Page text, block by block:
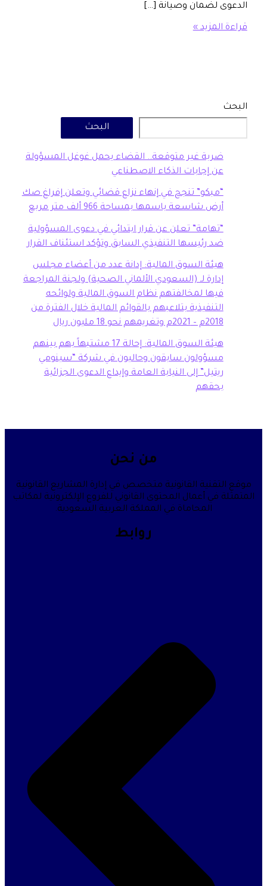
لضمان وصيانة […]
»
غير متوقعة.. القضاء يحمل غوغل المسؤولة
إجابات الذكاء الاصطناعي
تنجح في إنهاء نزاع قضائي وتعلن إفراغ صك
شاسعة باسمها بمساحة 966 ألف متر مربع
تعلن عن قرار ابتدائي في دعوى المسؤولية
رئيسها التنفيذي السابق وتؤكد استئناف القرار
السوق المالية: إدانة عدد من أعضاء مجلس
لـ (السعودي الألماني الصحية) ولجنة المراجعة
لمخالفتهم نظام السوق المالية ولوائحه
بتلاعبهم بالقوائم المالية خلال الفترة من
هيئة السوق المالية: إحالة 17 مشتبهاً بهم بينهم
سابقون وحاليون في شركة “سينومي
إلى النيابة العامة وإيداع الدعوى الجزائية
القانونية متخصص في إدارة المشاريع القانونية
أعمال المحتوى القانوني للفروع الإلكترونية لمكاتب
المحاماة في المملكة العربية السعودية.